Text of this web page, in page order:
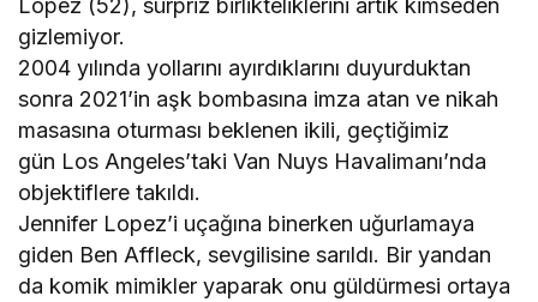
Lopez (52), sürpriz birlikteliklerini artık kimseden
gizlemiyor.
2004 yılında yollarını ayırdıklarını duyurduktan
sonra 2021’in aşk bombasına imza atan ve nikah
masasına oturması beklenen ikili, geçtiğimiz
gün Los Angeles’taki Van Nuys Havalimanı’nda
objektiflere takıldı.
Jennifer Lopez’i uçağına binerken uğurlamaya
giden Ben Affleck, sevgilisine sarıldı. Bir yandan
da komik mimikler yaparak onu güldürmesi ortaya